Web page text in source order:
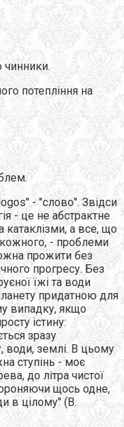
чинники.
потепління на
- "слово". Звідси
- це не абстрактне
катаклізми, а все, що
- проблеми
прожити без
прогресу. Без
їжі та води
придатною для
випадку, якщо
істину:
зразу
води, землі. В цьому
ступінь - моє
до літра чистої
щось одне,
в цілому" (В.